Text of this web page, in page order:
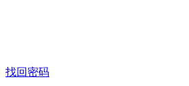
找回密码